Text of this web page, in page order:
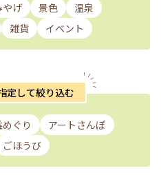
やげ 景色
温泉
雑貨 イベント
定して絞り込む
ぐり
アートさんぽ
ごほうび